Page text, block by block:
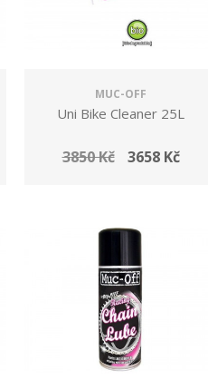
MUC-OFF
Uni Bike Cleaner 25L
3850 Kč 3658 Kč